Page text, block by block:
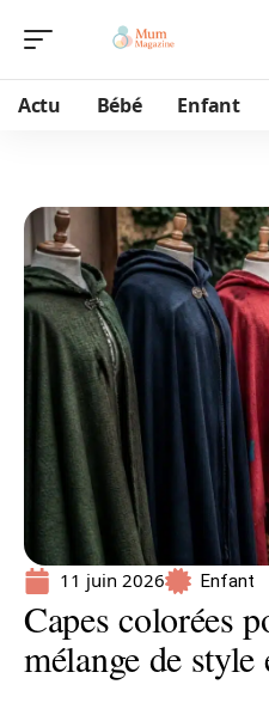
Actu Bébé Enfant
11 juin 2026 Enfant
Capes colorées
mélange de